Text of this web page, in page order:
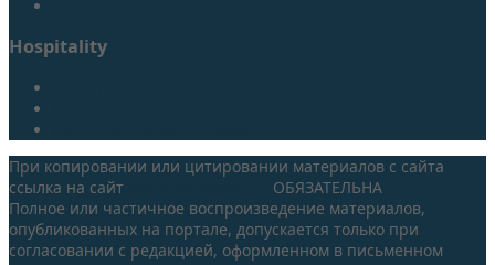
Hospitality
При копировании или цитировании материалов с сайта
ссылка на сайт
ОБЯЗАТЕЛЬНА
Полное или частичное воспроизведение материалов,
опубликованных на портале, допускается только при
согласовании с редакцией, оформленном в письменном